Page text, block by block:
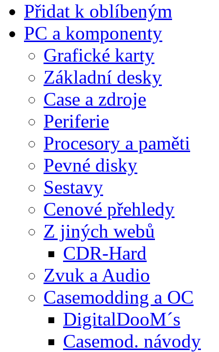
Přidat k oblíbeným
PC a komponenty
Grafické karty
Základní desky
Case a zdroje
Periferie
Procesory a paměti
Pevné disky
Sestavy
Cenové přehledy
Z jiných webů
CDR-Hard
Zvuk a Audio
Casemodding a OC
DigitalDooM´s
Casemod. návody